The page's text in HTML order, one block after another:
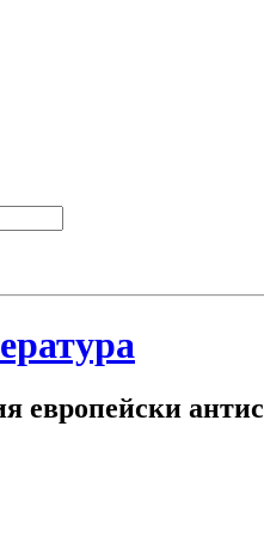
европейски